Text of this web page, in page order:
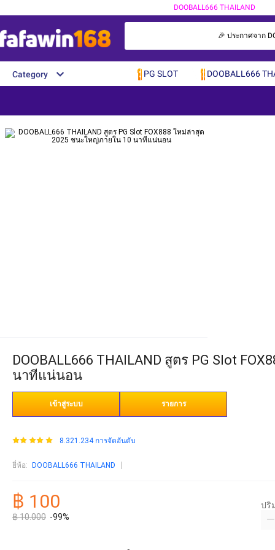
DOOBALL666 THAILAND
🎉 ประกาศจาก
Category PG SLOT DOOBALL666
DOOBALL666 THAILAND สูตร PG Slot
นาทีแน่นอน
เข้าสู่ระบบ รายการ
8.321.234 การจัดอันดับ
ยี่ห้อ: DOOBALL666 THAILAND
฿ 100
฿ 10.000 -99%
ปริ